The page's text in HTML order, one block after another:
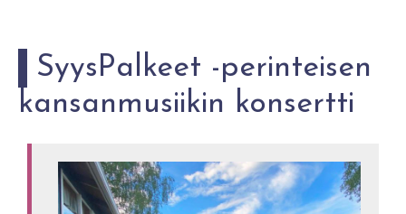
SyysPalkeet -perinteisen
kansanmusiikin konsertti